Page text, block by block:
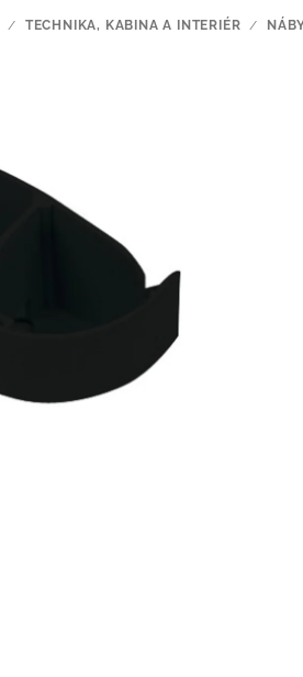
/ TECHNIKA, KABINA A INTERIÉR /